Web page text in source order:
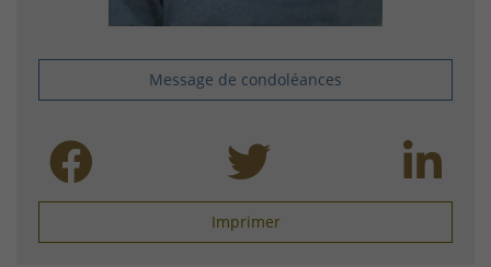
Message de condoléances
Imprimer